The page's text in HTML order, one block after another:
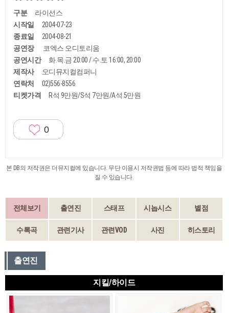
구분
라이선스
시작일
2004-07-23
종료일
2004-08-21
공연장
코엑스 오디토리움
공연시간
화.목.금 20:00 / 수.토 16:00, 20:00
제작사
오디뮤지컬컴퍼니
연락처
02)556-8556
티켓가격
R석 9만원/S석 7만원/A석 5만원
0
본 DB의 저작권은 더뮤지컬에 있습니다. 무단 이용시 저작권법 등에 따라 법적 책임을
질 수 있습니다.
전체보기 출연진 스태프 시놉시스 별점
수록곡 관련기사 관련VOD 사진 히스토리
출연진
지킬/하이드